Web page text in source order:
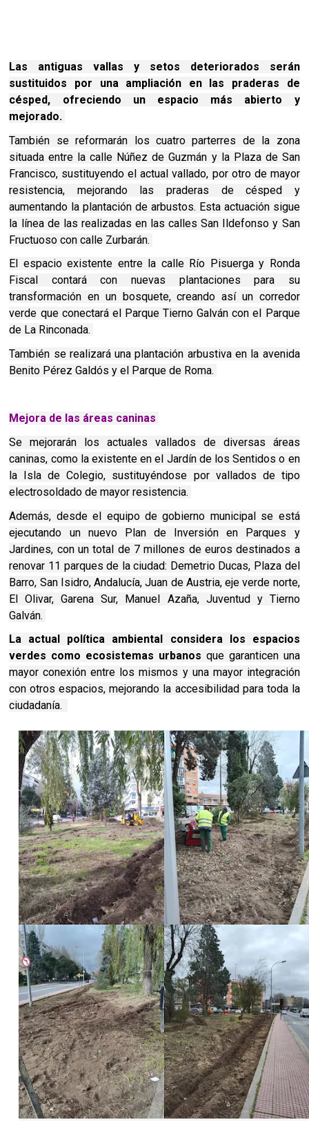
Las antiguas vallas y setos deteriorados serán
sustituidos por una ampliación en las praderas de
césped, ofreciendo un espacio más abierto y
mejorado.
También se reformarán los cuatro parterres de la zona
situada entre la calle Núñez de Guzmán y la Plaza de San
Francisco, sustituyendo el actual vallado, por otro de mayor
resistencia, mejorando las praderas de césped y
aumentando la plantación de arbustos. Esta actuación sigue
la línea de las realizadas en las calles San Ildefonso y San
Fructuoso con calle Zurbarán.
El espacio existente entre la calle Río Pisuerga y Ronda
Fiscal contará con nuevas plantaciones para su
transformación en un bosquete, creando así un corredor
verde que conectará el Parque Tierno Galván con el Parque
de La Rinconada.
También se realizará una plantación arbustiva en la avenida
Benito Pérez Galdós y el Parque de Roma.
Mejora de las áreas caninas
Se mejorarán los actuales vallados de diversas áreas
caninas, como la existente en el Jardín de los Sentidos o en
la Isla de Colegio, sustituyéndose por vallados de tipo
electrosoldado de mayor resistencia.
Además, desde el equipo de gobierno municipal se está
ejecutando un nuevo Plan de Inversión en Parques y
Jardines, con un total de 7 millones de euros destinados a
renovar 11 parques de la ciudad: Demetrio Ducas, Plaza del
Barro, San Isidro, Andalucía, Juan de Austria, eje verde norte,
El Olivar, Garena Sur, Manuel Azaña, Juventud y Tierno
Galván.
La actual política ambiental considera los espacios
verdes como ecosistemas urbanos que garanticen una
mayor conexión entre los mismos y una mayor integración
con otros espacios, mejorando la accesibilidad para toda la
ciudadanía.